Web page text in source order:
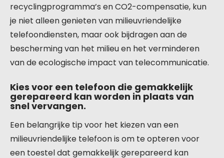
recyclingprogramma’s en CO2-compensatie, kun
je niet alleen genieten van milieuvriendelijke
telefoondiensten, maar ook bijdragen aan de
bescherming van het milieu en het verminderen
van de ecologische impact van telecommunicatie.
Kies voor een telefoon die gemakkelijk
gerepareerd kan worden in plaats van
snel vervangen.
Een belangrijke tip voor het kiezen van een
milieuvriendelijke telefoon is om te opteren voor
een toestel dat gemakkelijk gerepareerd kan